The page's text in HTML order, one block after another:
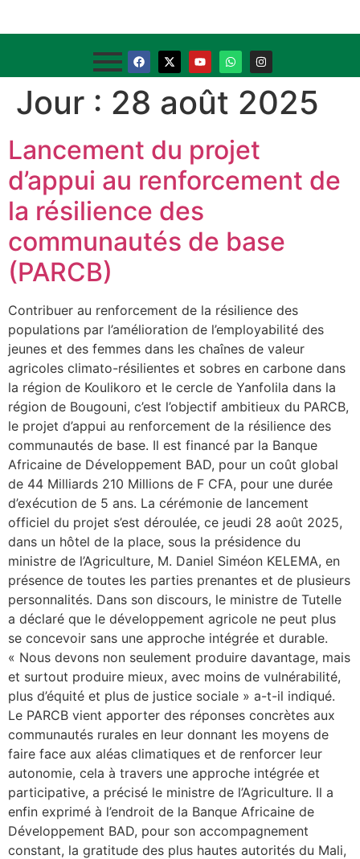
Jour : 28 août 2025
Lancement du projet
d’appui au renforcement de
la résilience des
communautés de base
(PARCB)
Contribuer au renforcement de la résilience des
populations par l’amélioration de l’employabilité des
jeunes et des femmes dans les chaînes de valeur
agricoles climato-résilientes et sobres en carbone dans
la région de Koulikoro et le cercle de Yanfolila dans la
région de Bougouni, c’est l’objectif ambitieux du PARCB,
le projet d’appui au renforcement de la résilience des
communautés de base. Il est financé par la Banque
Africaine de Développement BAD, pour un coût global
de 44 Milliards 210 Millions de F CFA, pour une durée
d’exécution de 5 ans. La cérémonie de lancement
officiel du projet s’est déroulée, ce jeudi 28 août 2025,
dans un hôtel de la place, sous la présidence du
ministre de l’Agriculture, M. Daniel Siméon KELEMA, en
présence de toutes les parties prenantes et de plusieurs
personnalités. Dans son discours, le ministre de Tutelle
a déclaré que le développement agricole ne peut plus
se concevoir sans une approche intégrée et durable.
« Nous devons non seulement produire davantage, mais
et surtout produire mieux, avec moins de vulnérabilité,
plus d’équité et plus de justice sociale » a-t-il indiqué.
Le PARCB vient apporter des réponses concrètes aux
communautés rurales en leur donnant les moyens de
faire face aux aléas climatiques et de renforcer leur
autonomie, cela à travers une approche intégrée et
participative, a précisé le ministre de l’Agriculture. Il a
enfin exprimé à l’endroit de la Banque Africaine de
Développement BAD, pour son accompagnement
constant, la gratitude des plus hautes autorités du Mali,